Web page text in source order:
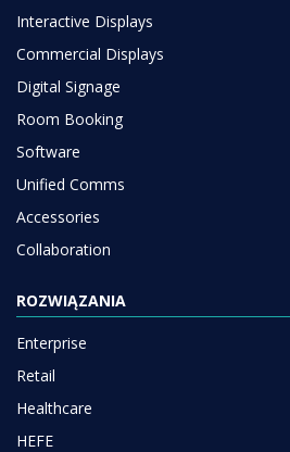
Interactive Displays
Commercial Displays
Digital Signage
Room Booking
Software
Unified Comms
Accessories
Collaboration
ROZWIĄZANIA
Enterprise
Retail
Healthcare
HEFE